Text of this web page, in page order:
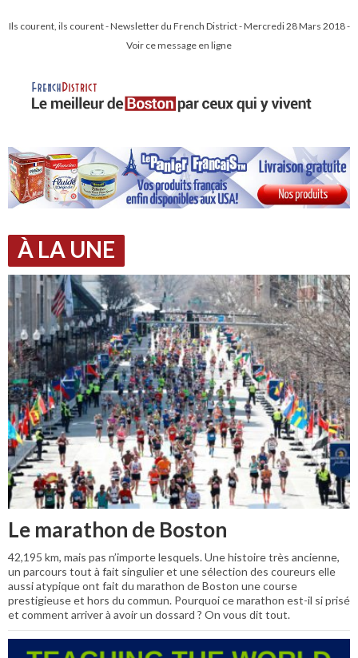
Ils courent, ils courent - Newsletter du French District - Mercredi 28 Mars 2018 -
Voir ce message en ligne
À LA UNE
Le marathon de Boston
42,195 km, mais pas n’importe lesquels. Une histoire très ancienne,
un parcours tout à fait singulier et une sélection des coureurs elle
aussi atypique ont fait du marathon de Boston une course
prestigieuse et hors du commun. Pourquoi ce marathon est-il si prisé
et comment arriver à avoir un dossard ? On vous dit tout.